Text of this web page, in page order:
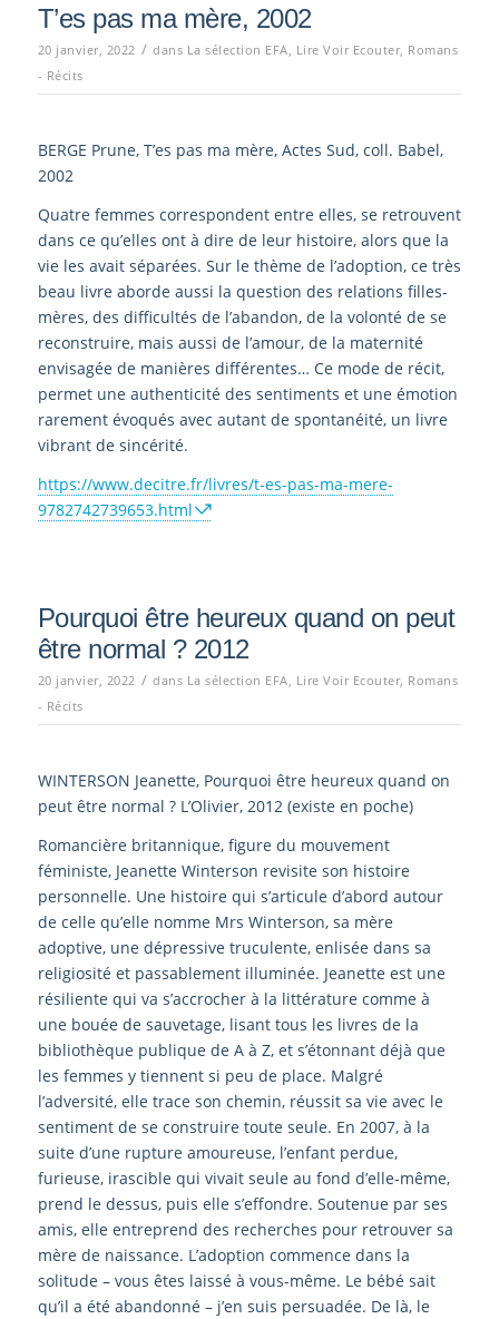
T’es pas ma mère, 2002
20 janvier, 2022 / dans La sélection EFA, Lire Voir Ecouter, Romans
- Récits
BERGE Prune, T’es pas ma mère, Actes Sud, coll. Babel,
2002
Quatre femmes correspondent entre elles, se retrouvent
dans ce qu’elles ont à dire de leur histoire, alors que la
vie les avait séparées. Sur le thème de l’adoption, ce très
beau livre aborde aussi la question des relations filles-
mères, des difficultés de l’abandon, de la volonté de se
reconstruire, mais aussi de l’amour, de la maternité
envisagée de manières différentes… Ce mode de récit,
permet une authenticité des sentiments et une émotion
rarement évoqués avec autant de spontanéité, un livre
vibrant de sincérité.
https://www.decitre.fr/livres/t-es-pas-ma-mere-
9782742739653.html
Pourquoi être heureux quand on peut
être normal ? 2012
20 janvier, 2022 / dans La sélection EFA, Lire Voir Ecouter, Romans
- Récits
WINTERSON Jeanette, Pourquoi être heureux quand on
peut être normal ? L’Olivier, 2012 (existe en poche)
Romancière britannique, figure du mouvement
féministe, Jeanette Winterson revisite son histoire
personnelle. Une histoire qui s’articule d’abord autour
de celle qu’elle nomme Mrs Winterson, sa mère
adoptive, une dépressive truculente, enlisée dans sa
religiosité et passablement illuminée. Jeanette est une
résiliente qui va s’accrocher à la littérature comme à
une bouée de sauvetage, lisant tous les livres de la
bibliothèque publique de A à Z, et s’étonnant déjà que
les femmes y tiennent si peu de place. Malgré
l’adversité, elle trace son chemin, réussit sa vie avec le
sentiment de se construire toute seule. En 2007, à la
suite d’une rupture amoureuse, l’enfant perdue,
furieuse, irascible qui vivait seule au fond d’elle-même,
prend le dessus, puis elle s’effondre. Soutenue par ses
amis, elle entreprend des recherches pour retrouver sa
mère de naissance. L’adoption commence dans la
solitude – vous êtes laissé à vous-même. Le bébé sait
qu’il a été abandonné – j’en suis persuadée. De là, le